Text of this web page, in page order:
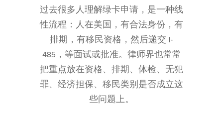
过去很多人理解绿卡申请，是一种线
性流程：人在美国，有合法身份，有
排期，有移民资格，然后递交 I-
485，等面试或批准。律师界也常常
把重点放在资格、排期、体检、无犯
罪、经济担保、移民类别是否成立这
些问题上。